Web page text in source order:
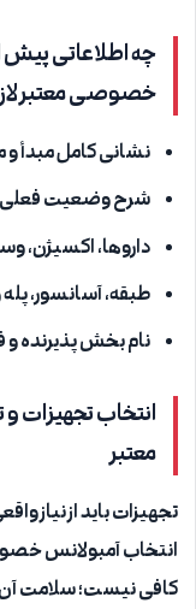
چه اطلاعاتی پیش
خصوصی معتبر
نشانی کامل مبدأ
شرح وضعیت فعلی
داروها، اکسیژن،
طبقه، آسانسور،
نام بخش پذیرنده و
انتخاب تجهیزات
معتبر
تجهیزات باید از نیاز
انتخاب آمبولانس
کافی نیست؛ سلامت